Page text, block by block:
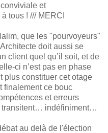
et
tous ! /// MERCI
que les "pourvoyeurs"
doit aussi se
client quel qu’il soit, et de
ci n’est pas en phase
constituer cet otage
finalement ce bouc
et erreurs
transitent… indéfiniment…
au delà de l'élection